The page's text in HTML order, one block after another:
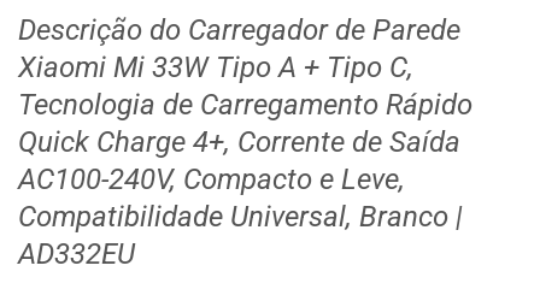
Descrição do Carregador de Parede
Xiaomi Mi 33W Tipo A + Tipo C,
Tecnologia de Carregamento Rápido
Quick Charge 4+, Corrente de Saída
AC100-240V, Compacto e Leve,
Compatibilidade Universal, Branco |
AD332EU